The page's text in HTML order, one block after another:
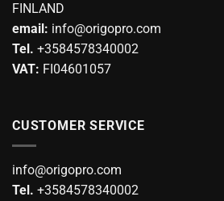
FINLAND
email: info@origopro.com
Tel. +3584578340002
VAT: FI04601057
CUSTOMER SERVICE
info@origopro.com
Tel. +3584578340002